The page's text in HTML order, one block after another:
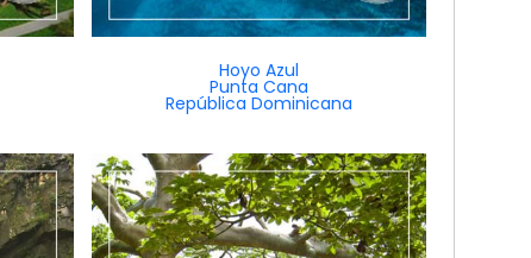
Hoyo Azul
Punta Cana
República Dominicana